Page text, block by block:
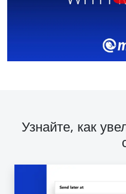
Узнайте, как